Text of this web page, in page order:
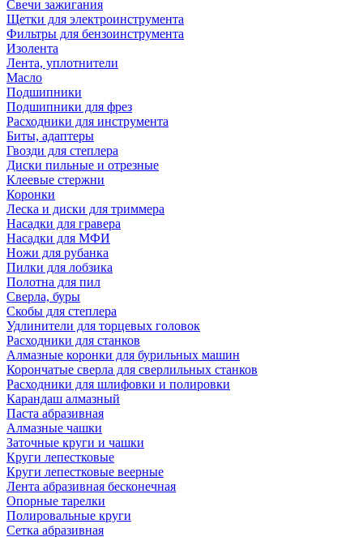
Свечи зажигания
Щетки для электроинструмента
Фильтры для бензоинструмента
Изолента
Лента, уплотнители
Масло
Подшипники
Подшипники для фрез
Расходники для инструмента
Биты, адаптеры
Гвозди для степлера
Диски пильные и отрезные
Клеевые стержни
Коронки
Леска и диски для триммера
Насадки для гравера
Насадки для МФИ
Ножи для рубанка
Пилки для лобзика
Полотна для пил
Сверла, буры
Скобы для степлера
Удлинители для торцевых головок
Расходники для станков
Алмазные коронки для бурильных машин
Корончатые сверла для сверлильных станков
Расходники для шлифовки и полировки
Карандаш алмазный
Паста абразивная
Алмазные чашки
Заточные круги и чашки
Круги лепестковые
Круги лепестковые веерные
Лента абразивная бесконечная
Опорные тарелки
Полировальные круги
Сетка абразивная